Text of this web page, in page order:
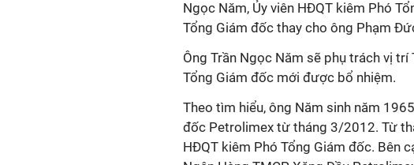
Ngọc Năm, Ủy viên HĐQT kiêm Phó
Tổng Giám đốc thay cho ông Phạm
Ông Trần Ngọc Năm sẽ phụ trách vị
Tổng Giám đốc mới được bổ nhiệm.
Theo tìm hiểu, ông Năm sinh năm
đốc Petrolimex từ tháng 3/2012. Từ
HĐQT kiêm Phó Tổng Giám đốc. Bên